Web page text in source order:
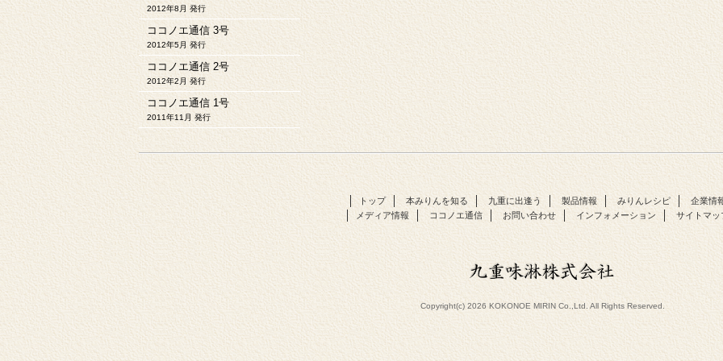
2012年8月 発行
ココノエ通信 3号
2012年5月 発行
ココノエ通信 2号
2012年2月 発行
ココノエ通信 1号
2011年11月 発行
トップ 本みりんを知る 九重に出逢う 製品情報 みりんレシピ
企業情
メディア情報
ココノエ通信 お問い合わせ インフォメーション サイトマッ
Copyright(c) 2026 KOKONOE MIRIN Co.,Ltd. All Rights Reserved.